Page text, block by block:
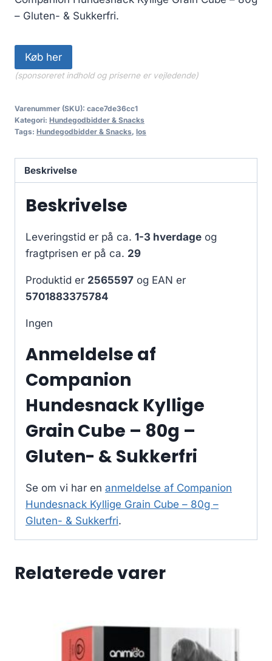
– Gluten- & Sukkerfri.
Køb her
(sponsoreret indhold og priserne er vejledende)
Varenummer (SKU): cace7de36cc1
Kategori: Hundegodbidder & Snacks
Tags: Hundegodbidder & Snacks, los
Beskrivelse
Beskrivelse
Leveringstid er på ca. 1-3 hverdage og
fragtprisen er på ca. 29
Produktid er 2565597 og EAN er
5701883375784
Ingen
Anmeldelse af
Companion
Hundesnack Kyllige
Grain Cube – 80g –
Gluten- & Sukkerfri
Se om vi har en anmeldelse af Companion
Hundesnack Kyllige Grain Cube – 80g –
Gluten- & Sukkerfri.
Relaterede varer